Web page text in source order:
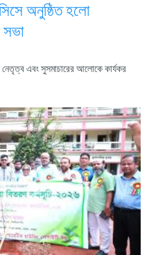
অনুষ্ঠিত হলো
সভা
এবং সুসমাচারের আলোকে কার্যকর